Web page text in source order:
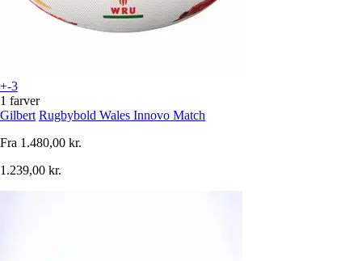
+-3
1 farver
Gilbert Rugbybold Wales Innovo Match
Fra 1.480,00 kr.
1.239,00 kr.